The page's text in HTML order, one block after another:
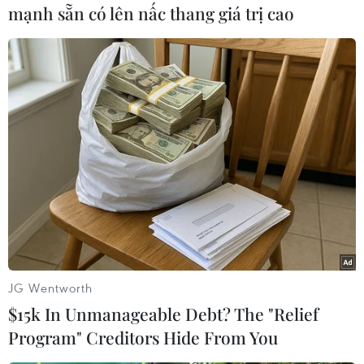
#Bệnh nhân F0 không triệu chứng
#Bài thuốc đông y
#Dịch COVID-19
#Kê đơn điều trị TP. Hà Nội
Theo dõi VietnamPlus
TIN LIÊN QUAN
mạnh sẵn có lên nấc thang giá trị cao
JG Wentworth
$15k In Unmanageable Debt? The "Relief
Program" Creditors Hide From You